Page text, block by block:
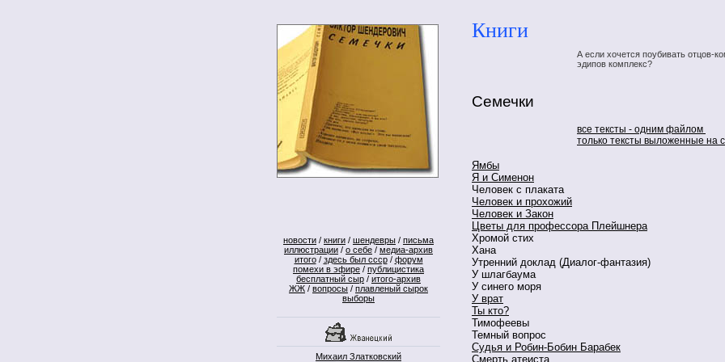
новости / книги / шендевры / письма
иллюстрации / о себе / медиа-архив
итого/ здесь был ссср/ форум
помехи в эфире / публицистика
бесплатный сыр / итого-архив
ЖЖ / вопросы / плавленый сырок
выборы
Михаил Златковский
Книги
А если хочется поубивать отцов-
эдипов комплекс?
Семечки
все тексты - одним файлом
только тексты выложенные на
Ямбы
Я и Сименон
Человек с плаката
Человек и прохожий
Человек и Закон
Цветы для профессора Плейшнера
Хромой стих
Хана
Утренний доклад (Диалог-фантазия)
У шлагбаума
У синего моря
У врат
Ты кто?
Тимофеевы
Темный вопрос
Судья и Робин-Бобин Барабек
Смерть атеиста